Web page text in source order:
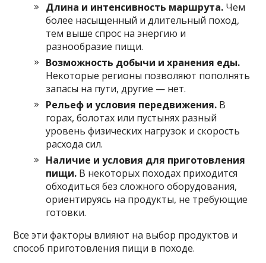
Длина и интенсивность маршрута. Чем
более насыщенный и длительный поход,
тем выше спрос на энергию и
разнообразие пищи.
Возможность добычи и хранения еды.
Некоторые регионы позволяют пополнять
запасы на пути, другие — нет.
Рельеф и условия передвижения. В
горах, болотах или пустынях разный
уровень физических нагрузок и скорость
расхода сил.
Наличие и условия для приготовления
пищи. В некоторых походах приходится
обходиться без сложного оборудования,
ориентируясь на продукты, не требующие
готовки.
Все эти факторы влияют на выбор продуктов и
способ приготовления пищи в походе.